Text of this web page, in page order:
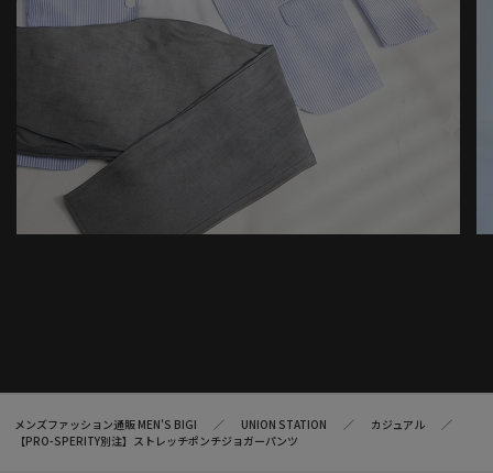
メンズファッション通販 MEN'S BIGI UNION STATION
カジュアル
【PRO-SPERITY別注】ストレッチポンチジョガーパンツ